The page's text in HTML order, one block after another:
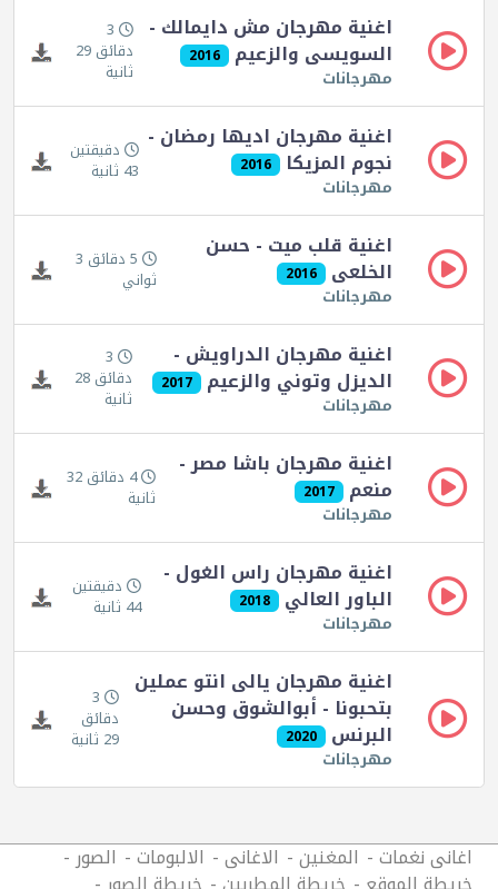
اغنية مهرجان مش دايمالك -
السويسى والزعيم 2016
مهرجانات
3
دقائق 29
ثانية
اغنية مهرجان اديها رمضان -
نجوم المزيكا 2016
مهرجانات
دقيقتين
43 ثانية
اغنية قلب ميت - حسن
الخلعى 2016
مهرجانات
5 دقائق 3
ثواني
اغنية مهرجان الدراويش -
الديزل وتوني والزعيم 2017
مهرجانات
3
دقائق 28
ثانية
اغنية مهرجان باشا مصر -
منعم 2017
مهرجانات
4 دقائق 32
ثانية
اغنية مهرجان راس الغول -
الباور العالي 2018
مهرجانات
دقيقتين
44 ثانية
اغنية مهرجان يالى انتو عملين
بتحبونا - أبوالشوق وحسن
البرنس 2020
مهرجانات
3
دقائق
29 ثانية
اغانى نغمات المغنين الاغانى الالبومات الصور